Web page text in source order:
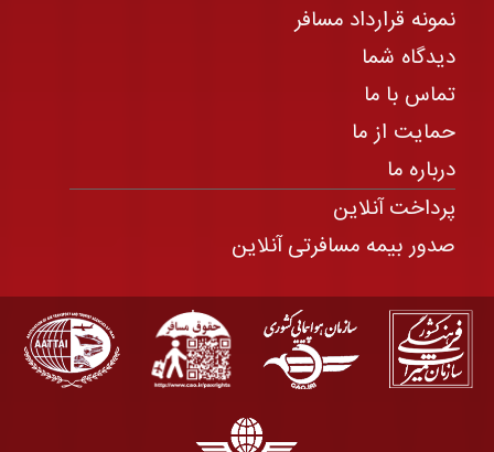
نمونه قرارداد مسافر
دیدگاه شما
تماس با ما
حمایت از ما
درباره ما
پرداخت آنلاین
صدور بیمه مسافرتی آنلاین